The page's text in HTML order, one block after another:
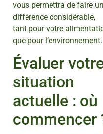
vous permettra de faire
différence considérable,
tant pour votre
que pour l’environnement.
Évaluer
situation
actuelle : où
commencer